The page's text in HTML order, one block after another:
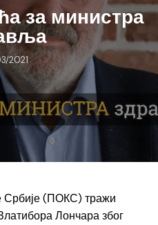
за министра
2021
Србије (ПОКС) тражи
Лончара због